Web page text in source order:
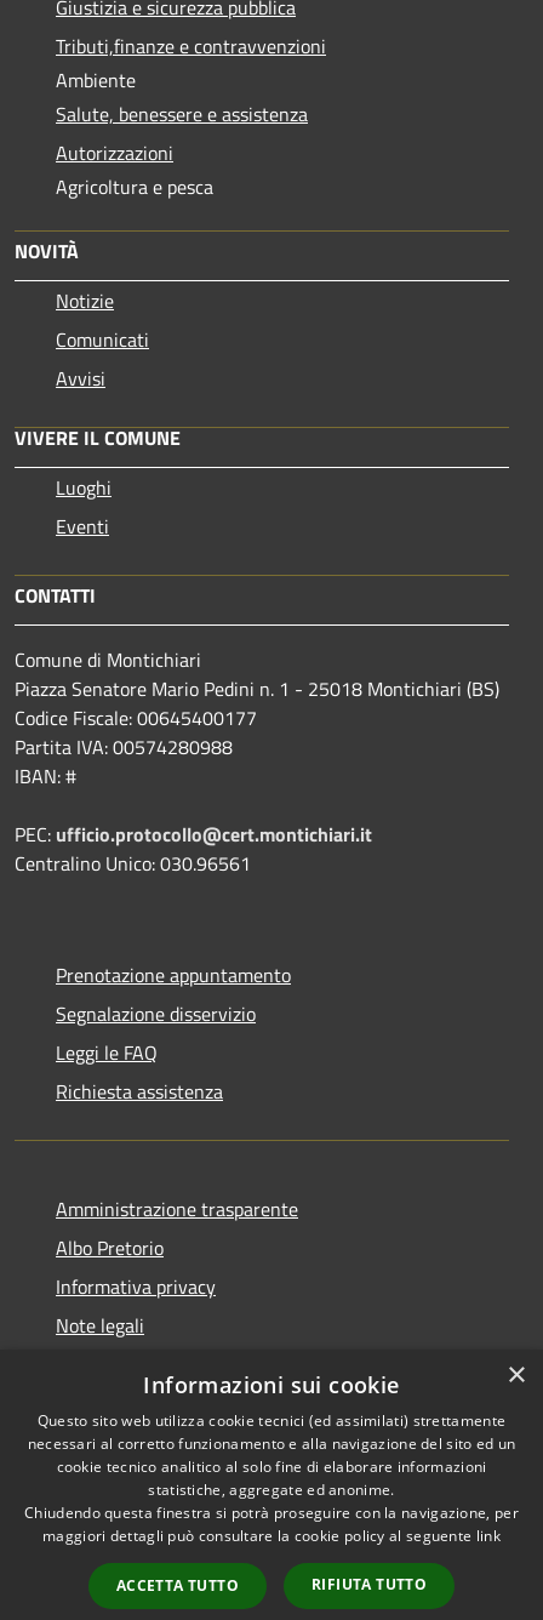
Giustizia e sicurezza pubblica
Tributi,finanze e contravvenzioni
Ambiente
Salute, benessere e assistenza
Autorizzazioni
Agricoltura e pesca
NOVITÀ
Notizie
Comunicati
Avvisi
VIVERE IL COMUNE
Luoghi
Eventi
CONTATTI
Comune di Montichiari
Piazza Senatore Mario Pedini n. 1 - 25018 Montichiari (BS)
Codice Fiscale: 00645400177
Partita IVA: 00574280988
IBAN: #
PEC: ufficio.protocollo@cert.montichiari.it
Centralino Unico: 030.96561
Prenotazione appuntamento
Segnalazione disservizio
Leggi le FAQ
Richiesta assistenza
Amministrazione trasparente
Albo Pretorio
Informativa privacy
Note legali
Whisteblowing
RSS
Accessibilità
Copyright © 2026 • Comune di
Municipium•
Accesso
redazione
×
Informazioni sui cookie
Questo sito web utilizza cookie tecnici (ed assimilati) strettamente
necessari al corretto funzionamento e alla navigazione del sito ed un
cookie tecnico analitico al solo fine di elaborare informazioni
statistiche, aggregate ed anonime.
Chiudendo questa finestra si potrà proseguire con la navigazione, per
maggiori dettagli può consultare la cookie policy al seguente link
ACCETTA TUTTO RIFIUTA TUTTO